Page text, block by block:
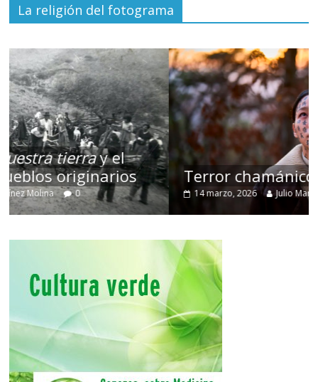
La religión del fotograma
Terror chamánico coreano
14 marzo, 2026 Julio Martínez Molina 0